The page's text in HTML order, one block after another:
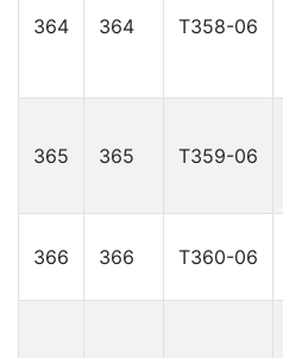
364 364 Т358-06
365 365 Т359-06
366 366 Т360-06